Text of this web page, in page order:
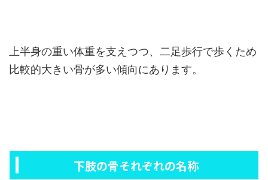
上半身の重い体重を支えつつ、二足歩行で歩くため
比較的大きい骨が多い傾向にあります。
下肢の骨それぞれの名称